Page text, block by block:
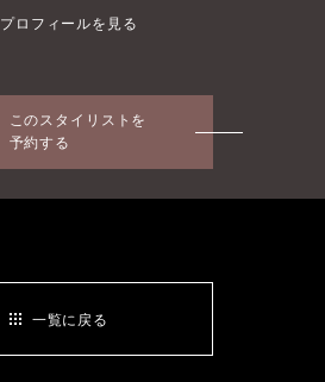
プロフィールを見る
このスタイリストを
予約する
一覧に戻る